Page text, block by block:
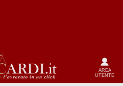
AREA
UTENTE